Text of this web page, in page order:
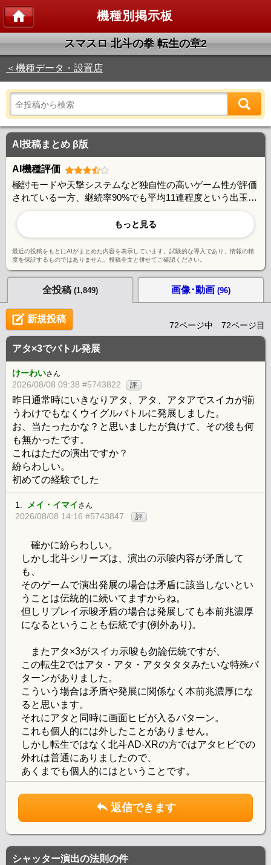
機種別掲示板
スマスロ 北斗の拳 転生の章2
＜機種データ・設置店
AI投稿まとめ β版
AI機種評価
極討モードや天撃システムなど独自性の高いゲーム性が評価
されている一方、継続率90%でも平均11連程度という出玉性
能には期待値とのギャップを感じる声もある。朝一判別やあ
べし短縮など攻略要素は豊富で、やり込み派には好評。ユー
ザー間で活発な情報交換が行われており、コミュニティ形成
に成功している機種と言える。
もっと見る
最近の投稿をもとにAIがまとめた内容を表示しています。試験的な導入であり、情報の精
度を保証するものではありません。投稿全文と併せてご確認ください。
全投稿 (1,849) 画像･動画 (96)
新規投稿
72ページ中 72ページ目
アタ×3でバトル発展
けーわいさん
2026/08/08 09:38 #5743822 評
昨日通常時にいきなりアタ、アタ、アタアでスイカが揃
うわけでもなくウイグルバトルに発展しました。
お、当たったかな？と思いましたが負けて、その後も何
も無かったです。
これはただの演出ですか？
紛らわしい。
初めての経験でした
1. メイ・イマイ さん
2026/08/08 14:16 #5743847 評
確かに紛らわしい。
しかし北斗シリーズは、演出の示唆内容が矛盾して
も、
そのゲームで演出発展の場合は矛盾に該当しないとい
うことは伝統的に続いてますからね。
但しリプレイ示唆矛盾の場合は発展しても本前兆濃厚
になるということも伝統です(例外あり)。
またアタ×3がスイカ示唆も勿論伝統ですが、
この転生2ではアタ・アタ・アタタタタみたいな特殊パ
ターンがありました。
こういう場合は矛盾や発展に関係なく本前兆濃厚にな
ると思います。
それにアタと同時に画面ヒビが入るパターン。
これも個人的には外したことがありません。
しかし転生ではなく北斗AD-XRの方ではアタヒビでの
外れは普通にありましたので、
あくまでも個人的にはということです。
返信できます
シャッター演出の法則の件